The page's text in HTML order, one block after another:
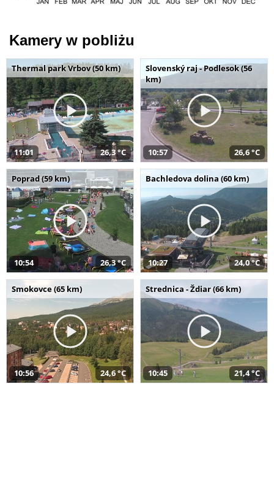
Kamery w pobliżu
Thermal park Vrbov (50 km)
11:01 26,3 °C
Slovenský raj - Podlesok (56
km)
10:57 26,6 °C
Poprad (59 km)
10:54 26,3 °C
Bachledova dolina (60 km)
10:27 24,0 °C
Smokovce (65 km)
10:56 24,6 °C
Strednica - Ždiar (66 km)
10:45 21,4 °C